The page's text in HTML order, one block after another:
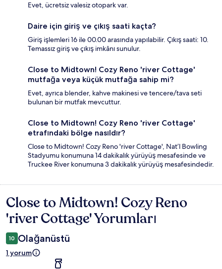
Evet, ücretsiz valesiz otopark var.
Daire için giriş ve çıkış saati kaçta?
Giriş işlemleri 16 ile 00.00 arasında yapılabilir. Çıkış saati: 10.
Temassız giriş ve çıkış imkânı sunulur.
Close to Midtown! Cozy Reno 'river Cottage'
mutfağa veya küçük mutfağa sahip mi?
Evet, ayrıca blender, kahve makinesi ve tencere/tava seti
bulunan bir mutfak mevcuttur.
Close to Midtown! Cozy Reno 'river Cottage'
etrafındaki bölge nasıldır?
Close to Midtown! Cozy Reno 'river Cottage', Nat’l Bowling
Stadyumu konumuna 14 dakikalık yürüyüş mesafesinde ve
Truckee River konumuna 3 dakikalık yürüyüş mesafesindedir.
Yorumlar
Close to Midtown! Cozy Reno
'river Cottage' Yorumları
10 Olağanüstü
1 yorum